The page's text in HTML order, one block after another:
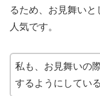
るため、お見舞い
人気です。
私も、お見舞いの
するようにしている